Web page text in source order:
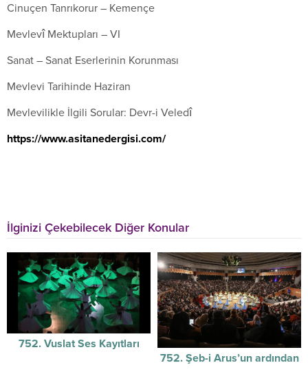
Cinuçen Tanrıkorur – Kemençe
Mevlevî Mektupları – VI
Sanat – Sanat Eserlerinin Korunması
Mevlevi Tarihinde Haziran
Mevlevilikle İlgili Sorular: Devr-i Veledî
https://www.asitanedergisi.com/
İlginizi Çekebilecek Diğer Konular
752. Vuslat Ses Kayıtları
752. Şeb-i Arus’un ardından